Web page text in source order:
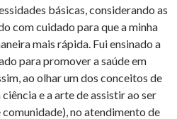
básicas, considerando as
com cuidado para que a minha
mais rápida. Fui ensinado a
para promover a saúde em
ao olhar um dos conceitos de
e a arte de assistir ao ser
no atendimento de